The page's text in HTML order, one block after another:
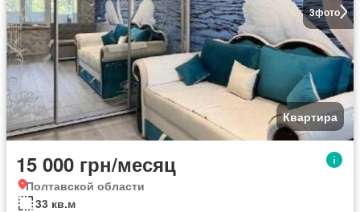
3фото
Квартира
15 000 грн/месяц
Полтавской области
33 кв.м